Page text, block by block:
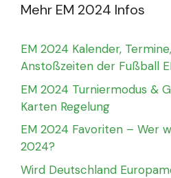
Mehr EM 2024 Infos
EM 2024 Kalender,
Anstoßzeiten der Fußball
EM 2024 Turniermodus &
Karten Regelung
EM 2024 Favoriten – Wer
2024?
Wird Deutschland